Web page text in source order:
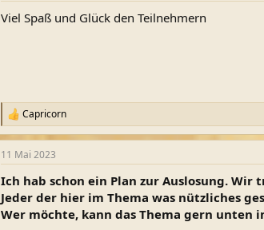
Viel Spaß und Glück den Teilnehmern
R
e
a
k
i
o
n
e
Capricorn
11 Mai 2023
Ich hab schon ein Plan zur Auslosung.
Jeder der hier im Thema was nützliches
Wer möchte, kann das Thema gern unten